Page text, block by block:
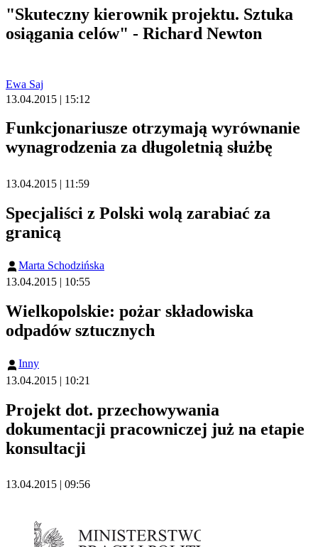
"Skuteczny kierownik projektu. Sztuka
osiągania celów" - Richard Newton
Ewa Saj
13.04.2015 | 15:12
Funkcjonariusze otrzymają wyrównanie
wynagrodzenia za długoletnią służbę
13.04.2015 | 11:59
Specjaliści z Polski wolą zarabiać za
granicą
Marta Schodzińska
13.04.2015 | 10:55
Wielkopolskie: pożar składowiska
odpadów sztucznych
Inny
13.04.2015 | 10:21
Projekt dot. przechowywania
dokumentacji pracowniczej już na etapie
konsultacji
13.04.2015 | 09:56